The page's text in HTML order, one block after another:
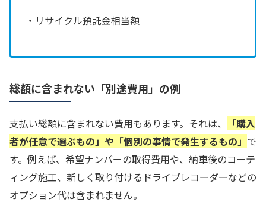
・リサイクル預託金相当額
総額に含まれない「別途費用」の例
支払い総額に含まれない費用もあります。それは、
「購入
者が任意で選ぶもの」や「個別の事情で発生するもの」 で
す。例えば、希望ナンバーの取得費用や、納車後のコーテ
ィング施工、新しく取り付けるドライブレコーダーなどの
オプション代は含まれません。